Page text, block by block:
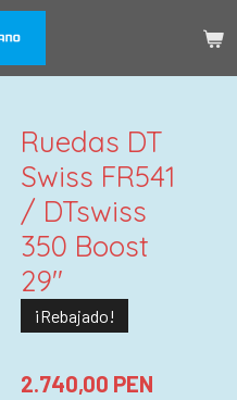
Ruedas DT
Swiss FR541
/ DTswiss
350 Boost
29"
¡Rebajado!
2.740,00 PEN